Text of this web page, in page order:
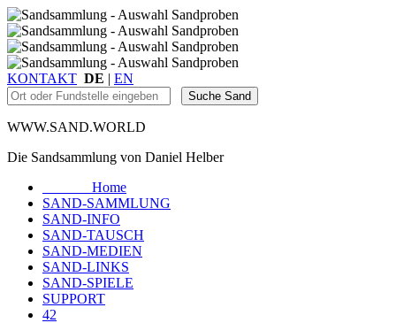
KONTAKT DE | EN
WWW.SAND.WORLD
Die Sandsammlung von Daniel Helber
Home
SAND-SAMMLUNG
SAND-INFO
SAND-TAUSCH
SAND-MEDIEN
SAND-LINKS
SAND-SPIELE
SUPPORT
42